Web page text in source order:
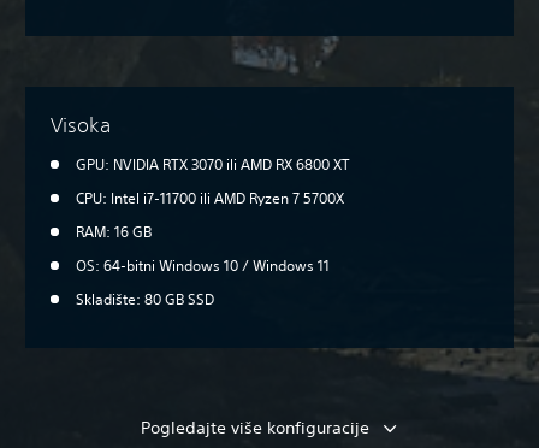
Visoka
GPU: NVIDIA RTX 3070 ili AMD RX 6800 XT
CPU: Intel i7-11700 ili AMD Ryzen 7 5700X
RAM: 16 GB
OS: 64-bitni Windows 10 / Windows 11
Skladište: 80 GB SSD
Pogledajte više konfiguracije